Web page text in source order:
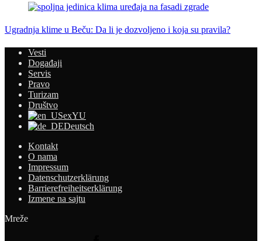
Ugradnja klime u Beču: Da li je dozvoljeno i koja su pravila?
Vesti
Događaji
Servis
Pravo
Turizam
Društvo
exYU
Deutsch
Kontakt
O nama
Impressum
Datenschutzerklärung
Barrierefreiheitserklärung
Izmene na sajtu
Mreže